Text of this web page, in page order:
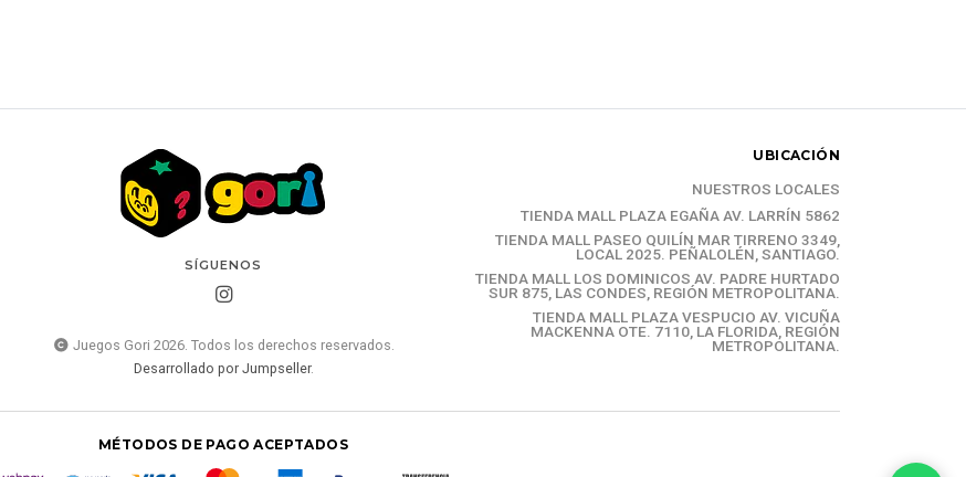
SÍGUENOS
Juegos Gori 2026. Todos los derechos reservados.
Desarrollado por Jumpseller.
UBICACIÓN
NUESTROS LOCALES
TIENDA MALL PLAZA EGAÑA AV. LARRÍN 5862
TIENDA MALL PASEO QUILÍN MAR TIRRENO 3349,
LOCAL 2025. PEÑALOLÉN, SANTIAGO.
TIENDA MALL LOS DOMINICOS AV. PADRE HURTADO
SUR 875, LAS CONDES, REGIÓN METROPOLITANA.
TIENDA MALL PLAZA VESPUCIO AV. VICUÑA
MACKENNA OTE. 7110, LA FLORIDA, REGIÓN
METROPOLITANA.
MÉTODOS DE PAGO ACEPTADOS